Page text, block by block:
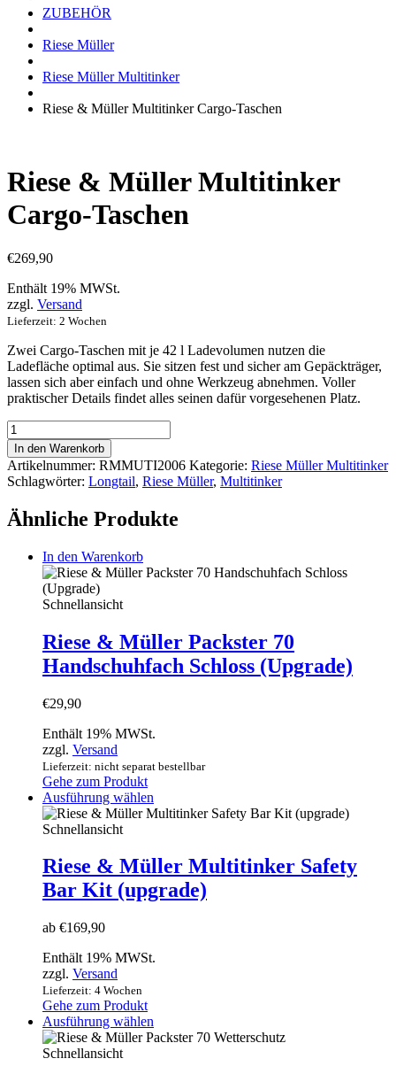
ZUBEHÖR
Riese Müller
Riese Müller Multitinker
Riese & Müller Multitinker Cargo-Taschen
Riese & Müller Multitinker
Cargo-Taschen
€269,90
Enthält 19% MWSt.
zzgl. Versand
Lieferzeit: 2 Wochen
Zwei Cargo-Taschen mit je 42 l Ladevolumen nutzen die
Ladefläche optimal aus. Sie sitzen fest und sicher am Gepäckträger,
lassen sich aber einfach und ohne Werkzeug abnehmen. Voller
praktischer Details findet alles seinen dafür vorgesehenen Platz.
Riese
&
Müller
Multitinker
Cargo-
Taschen
Menge
In den Warenkorb
Artikelnummer: RMMUTI2006 Kategorie: Riese Müller Multitinker
Schlagwörter: Longtail, Riese Müller, Multitinker
Ähnliche Produkte
In den Warenkorb
Schnellansicht
Riese & Müller Packster 70
Handschuhfach Schloss (Upgrade)
€29,90
Enthält 19% MWSt.
zzgl. Versand
Lieferzeit: nicht separat bestellbar
Gehe zum Produkt
Ausführung wählen
Produkt
Varianten
auf.
Die
Schnellansicht
Riese & Müller Multitinker Safety
Bar Kit (upgrade)
ab €169,90
Enthält 19% MWSt.
zzgl. Versand
Lieferzeit: 4 Wochen
Gehe zum Produkt
Ausführung wählen
Produkt
Schnellansicht